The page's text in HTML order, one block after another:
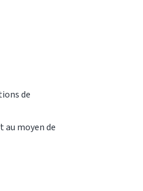
de
moyen de